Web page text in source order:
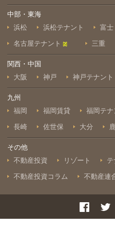
中部・東海
浜松
浜松テナント 富士
名古屋テナント 三重
関西・中国
大阪
神戸 神戸テナント
九州
福岡
福岡賃貸 福岡テナ
長崎 佐世保 大分
その他
不動産投資
リゾート テ
不動産投資コラム 不動産連